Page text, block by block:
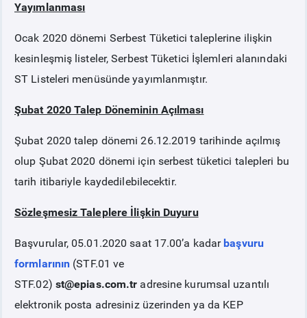
TEMİNAT
BÜLTENLER
DUYURULAR
Yayımlanması
Ocak 2020 dönemi Serbest Tüketici taleplerine ilişkin
kesinleşmiş listeler, Serbest Tüketici İşlemleri alanındaki
ST Listeleri menüsünde yayımlanmıştır.
Şubat 2020 Talep Döneminin Açılması
Şubat 2020 talep dönemi 26.12.2019 tarihinde açılmış
olup Şubat 2020 dönemi için serbest tüketici talepleri bu
tarih itibariyle kaydedilebilecektir.
Sözleşmesiz Taleplere İlişkin Duyuru
Başvurular, 05.01.2020 saat 17.00’a kadarbaşvuru
formlarının (STF.01 ve
STF.02) st@epias.com.tr adresine kurumsal uzantılı
elektronik posta adresiniz üzerinden ya da KEP